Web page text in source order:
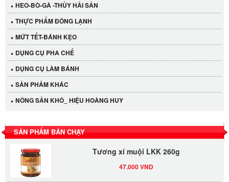
HEO-BÒ-GÀ -THỦY HẢI SẢN
THỰC PHẨM ĐÔNG LẠNH
MỨT TẾT-BÁNH KẸO
DỤNG CỤ PHA CHẾ
DỤNG CỤ LÀM BÁNH
SẢN PHẢM KHÁC
NÔNG SẢN KHÔ_ HIỆU HOÀNG HUY
SẢN PHẨM BÁN CHẠY
LỐC 12 HỦ Tương xí muội LKK 260g
Tương xí muội LKK 260g